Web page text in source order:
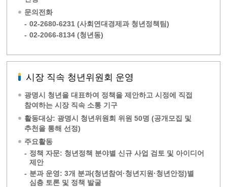
문의전화
- 02-2680-6231 (사회연대경제과 청년정책팀)
- 02-2066-8134 (청년동)
시장 직속 청년위원회 운영
광명시 청년을 대표하여 정책을 제안하고 시정에 직접
참여하는 시장 직속 소통 기구
활동대상: 광명시 청년위원회 위원 50명 (공개모집 및
추천을 통해 선정)
주요활동
- 정책 자문: 청년정책 분야별 신규 사업 검토 및 아이디어
제안
- 분과 운영: 3개 분과(청년참여·청년지원·청년안정)별
심층 토론 및 정책 발굴